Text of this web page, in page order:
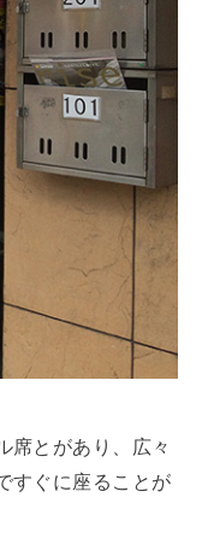
席とがあり、広々
すぐに座ることが